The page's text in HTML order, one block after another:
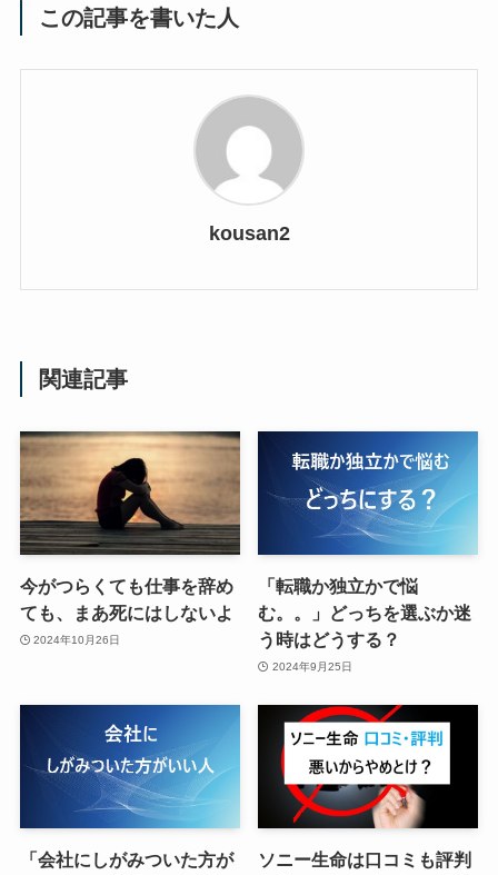
この記事を書いた人
kousan2
関連記事
今がつらくても仕事を辞め
ても、まあ死にはしないよ
2024年10月26日
「転職か独立かで悩
む。。」どっちを選ぶか迷
う時はどうする？
2024年9月25日
「会社にしがみついた方が
ソニー生命は口コミも評判